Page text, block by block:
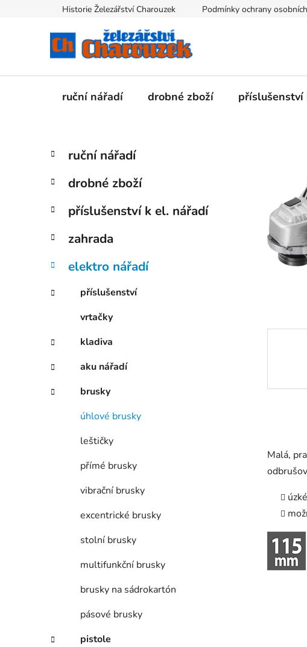
Historie Železářství Charouzek Podmínky ochrany
ruční nářadí drobné zboží příslušenství
P
s
r
n
n
í
p
e
Přeskočit
kategorie
K
a
e
o
i
ruční nářadí
drobné zboží
příslušenství k el. nářadí
zahrada
elektro nářadí
příslušenství
vrtačky
kladiva
aku nářadí
brusky
úhlové brusky
leštičky
přímé brusky
vibrační brusky
excentrické brusky
stolní brusky
multifunkční brusky
brusky na sádrokartón
pásové brusky
pistole
Malá,